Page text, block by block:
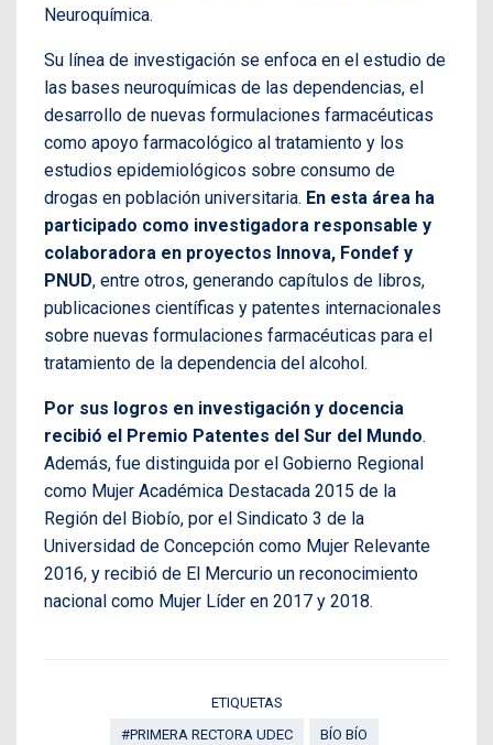
Neuroquímica.
Su línea de investigación se enfoca en el estudio de
las bases neuroquímicas de las dependencias, el
desarrollo de nuevas formulaciones farmacéuticas
como apoyo farmacológico al tratamiento y los
estudios epidemiológicos sobre consumo de
drogas en población universitaria. En esta área ha
participado como investigadora responsable y
colaboradora en proyectos Innova, Fondef y
PNUD, entre otros, generando capítulos de libros,
publicaciones científicas y patentes internacionales
sobre nuevas formulaciones farmacéuticas para el
tratamiento de la dependencia del alcohol.
Por sus logros en investigación y docencia
recibió el Premio Patentes del Sur del Mundo.
Además, fue distinguida por el Gobierno Regional
como Mujer Académica Destacada 2015 de la
Región del Biobío, por el Sindicato 3 de la
Universidad de Concepción como Mujer Relevante
2016, y recibió de El Mercurio un reconocimiento
nacional como Mujer Líder en 2017 y 2018.
ETIQUETAS
#PRIMERA RECTORA UDEC
BÍO BÍO